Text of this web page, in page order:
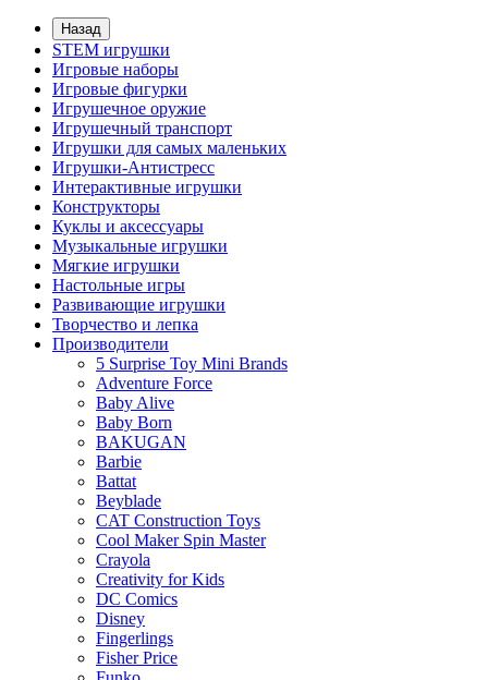
Назад
STEM игрушки
Игровые наборы
Игровые фигурки
Игрушечное оружие
Игрушечный транспорт
Игрушки для самых маленьких
Игрушки-Антистресс
Интерактивные игрушки
Конструкторы
Куклы и аксессуары
Музыкальные игрушки
Мягкие игрушки
Настольные игры
Развивающие игрушки
Творчество и лепка
Производители
5 Surprise Toy Mini Brands
Adventure Force
Baby Alive
Baby Born
BAKUGAN
Barbie
Battat
Beyblade
CAT Construction Toys
Cool Maker Spin Master
Crayola
Creativity for Kids
DC Comics
Disney
Fingerlings
Fisher Price